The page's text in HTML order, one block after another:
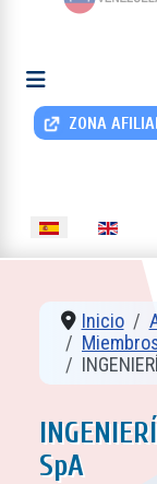
ZONA
Seleccione su
Inicio
SpA